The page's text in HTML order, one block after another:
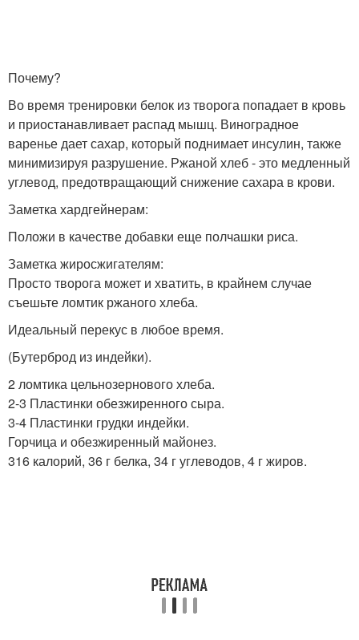
Почему?
Во время тренировки белок из творога попадает в кровь
и приостанавливает распад мышц. Виноградное
варенье дает сахар, который поднимает инсулин, также
минимизируя разрушение. Ржаной хлеб - это медленный
углевод, предотвращающий снижение сахара в крови.
Заметка хардгейнерам:
Положи в качестве добавки еще полчашки риса.
Заметка жиросжигателям:
Просто творога может и хватить, в крайнем случае
съешьте ломтик ржаного хлеба.
Идеальный перекус в любое время.
(Бутерброд из индейки).
2 ломтика цельнозернового хлеба.
2-3 Пластинки обезжиренного сыра.
3-4 Пластинки грудки индейки.
Горчица и обезжиренный майонез.
316 калорий, 36 г белка, 34 г углеводов, 4 г жиров.